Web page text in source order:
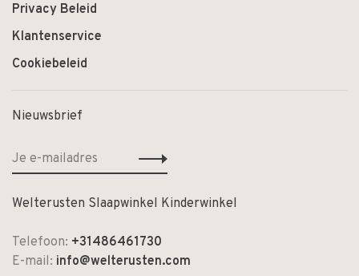
Privacy Beleid
Klantenservice
Cookiebeleid
Nieuwsbrief
Welterusten Slaapwinkel Kinderwinkel
Telefoon: +31486461730
E-mail: info@welterusten.com